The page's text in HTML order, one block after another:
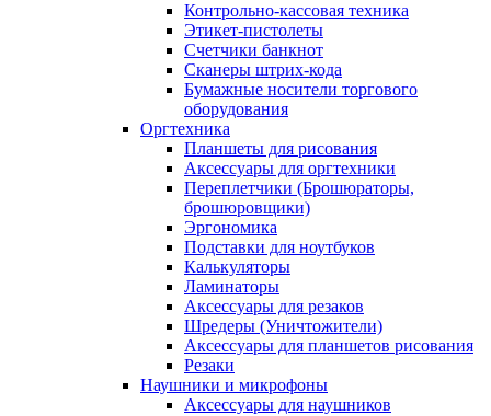
Контрольно-кассовая техника
Этикет-пистолеты
Счетчики банкнот
Сканеры штрих-кода
Бумажные носители торгового
оборудования
Оргтехника
Планшеты для рисования
Аксессуары для оргтехники
Переплетчики (Брошюраторы,
брошюровщики)
Эргономика
Подставки для ноутбуков
Калькуляторы
Ламинаторы
Аксессуары для резаков
Шредеры (Уничтожители)
Аксессуары для планшетов рисования
Резаки
Наушники и микрофоны
Аксессуары для наушников